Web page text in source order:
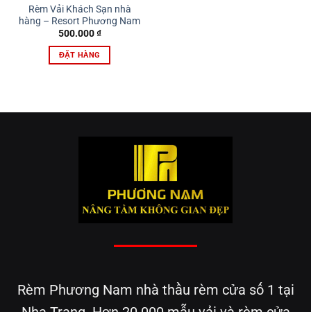
Rèm Vải Khách Sạn nhà
hàng – Resort Phương Nam
500.000₫
ĐẶT HÀNG
Rèm Phương Nam nhà thầu rèm cửa số 1 tại